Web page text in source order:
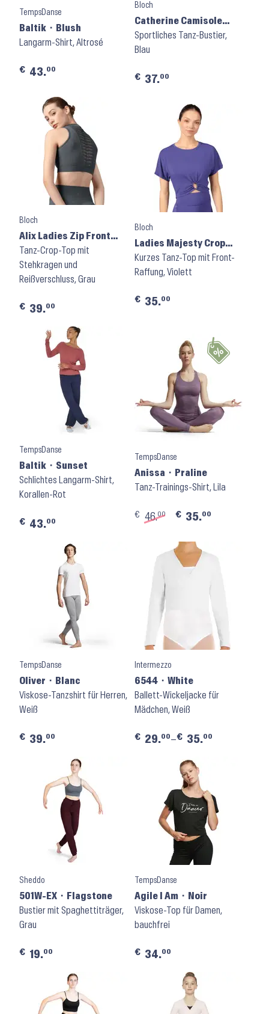
TempsDanse
Baltik ⬝ Blush
Langarm-Shirt, Altrosé
€ 43.00
Bloch
Catherine Camisole
Crop Top ⬝ Z8457 ⬝
Peacock
Sportliches Tanz-Bustier,
Blau
€ 37.00
Bloch
Alix Ladies Zip Front
Crop Top Z8455 ⬝
Graphite
Tanz-Crop-Top mit
Stehkragen und
Reißverschluss, Grau
€ 39.00
Bloch
Ladies Majesty Crop
Top M750L ⬝ Tanzanite
Kurzes Tanz-Top mit Front-
Raffung, Violett
€ 35.00
TempsDanse
Baltik ⬝ Sunset
Schlichtes Langarm-Shirt,
Korallen-Rot
€ 43.00
TempsDanse
Anissa ⬝ Praline
Tanz-Trainings-Shirt, Lila
€ 46.00 € 35.00
TempsDanse
Oliver ⬝ Blanc
Viskose-Tanzshirt für Herren,
Weiß
€ 39.00
Intermezzo
6544 ⬝ White
Ballett-Wickeljacke für
Mädchen, Weiß
€ 29.00–€ 35.00
Sheddo
501W-EX ⬝ Flagstone
Bustier mit Spaghettiträger,
Grau
€ 19.00
TempsDanse
Agile I Am ⬝ Noir
Viskose-Top für Damen,
bauchfrei
€ 34.00